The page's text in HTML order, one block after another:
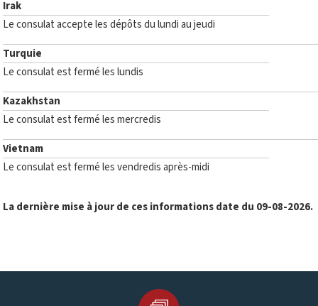
Irak
Le consulat accepte les dépôts du lundi au jeudi
Turquie
Le consulat est fermé les lundis
Kazakhstan
Le consulat est fermé les mercredis
Vietnam
Le consulat est fermé les vendredis après-midi
La dernière mise à jour de ces informations date du 09-08-2026.